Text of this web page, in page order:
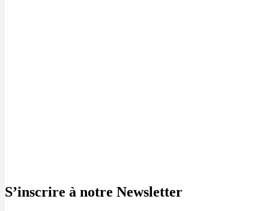
S’inscrire à notre Newsletter